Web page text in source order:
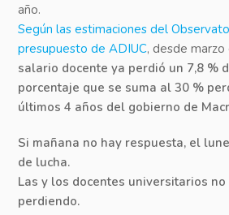
año.
Según las estimaciones del
presupuesto de ADIUC, desde
salario docente ya perdió un 7,8 %
porcentaje que se suma al 30 %
últimos 4 años del gobierno de
Si mañana no hay respuesta, el
de lucha.
Las y los docentes universitarios
perdiendo.